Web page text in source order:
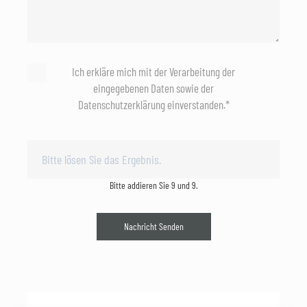
Ich erkläre mich mit der Verarbeitung der
eingegebenen Daten sowie der
Datenschutzerklärung einverstanden.*
Bitte addieren Sie 9 und 9.
Nachricht Senden